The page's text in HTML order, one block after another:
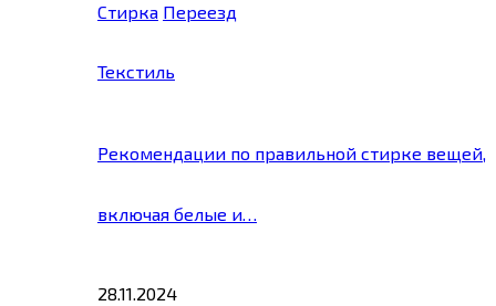
Стирка Переезд
Текстиль
Рекомендации по правильной стирке вещей,
включая белые и…
28.11.2024